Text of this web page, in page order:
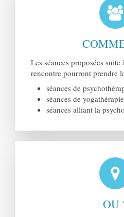
Les séances proposées
rencontre pourront prendre
séances de
séances de yogathérapie
séances alliant la
OU